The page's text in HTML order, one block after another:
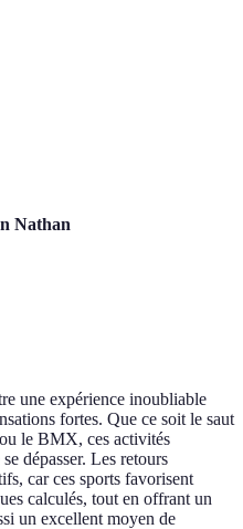
Nathan
une expérience inoubliable
fortes. Que ce soit le saut
le BMX, ces activités
dépasser. Les retours
car ces sports favorisent
calculés, tout en offrant un
un excellent moyen de